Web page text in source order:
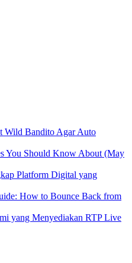
Wild Bandito Agar Auto
You Should Know About (May
Platform Digital yang
How to Bounce Back from
yang Menyediakan RTP Live